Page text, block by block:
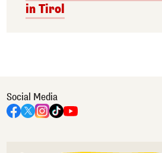
in Tirol
Social Media